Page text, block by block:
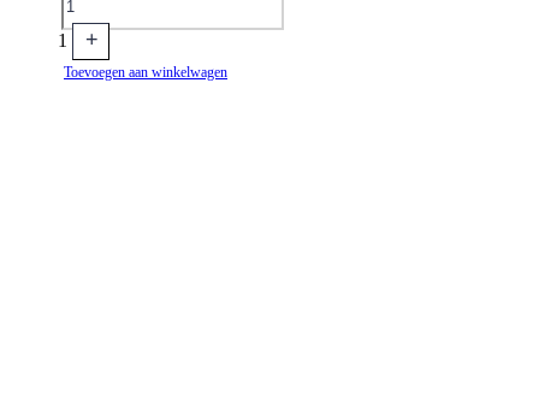
1 +
Toevoegen aan winkelwagen